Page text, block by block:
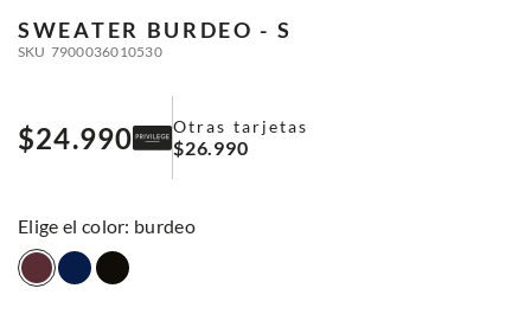
SWEATER BURDEO - S
SKU 7900036010530
$24.990 Otras tarjetas
$26.990
: burdeo